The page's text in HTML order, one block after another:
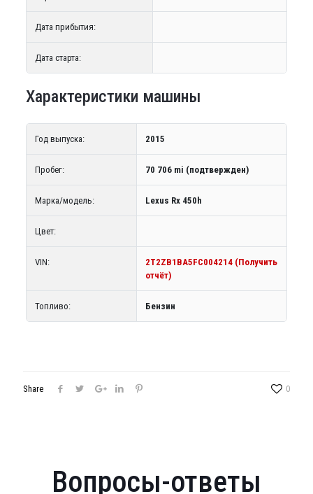
Дата прибытия:
Дата старта:
Характеристики машины
Год выпуска: 2015
Пробег: 70 706 mi (подтвержден)
Марка/модель: Lexus Rx 450h
Цвет:
VIN:
2T2ZB1BA5FC004214 (Получить
отчёт)
Топливо: Бензин
Share 0
Вопросы-ответы